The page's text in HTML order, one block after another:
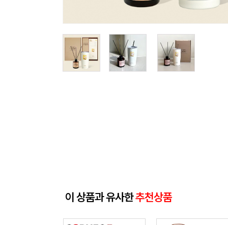
이 상품과 유사한추천상품